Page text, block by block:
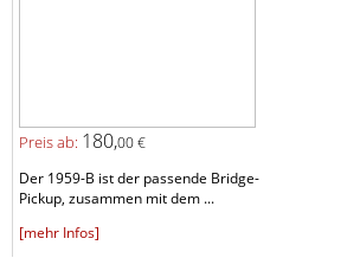
Preis ab: 180,00 €
Der 1959-B ist der passende Bridge-
Pickup, zusammen mit dem ...
[mehr Infos]